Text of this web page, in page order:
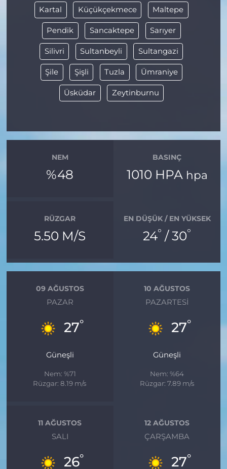
Kartal Küçükçekmece Maltepe
Pendik Sancaktepe Sarıyer
Silivri Sultanbeyli Sultangazi
Şile Şişli Tuzla Ümraniye
Üsküdar Zeytinburnu
NEM
%48
BASINÇ
1010 HPA hpa
RÜZGAR
5.50 M/S
EN DÜŞÜK / EN YÜKSEK
24° / 30°
09 AĞUSTOS
PAZAR
27°
Güneşli
Nem: %71
Rüzgar: 8.19 m/s
10 AĞUSTOS
PAZARTESI
27°
Güneşli
Nem: %64
Rüzgar: 7.89 m/s
11 AĞUSTOS
SALI
26°
12 AĞUSTOS
ÇARŞAMBA
27°